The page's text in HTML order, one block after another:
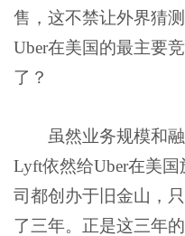
售，这不禁让外界猜
Uber在美国的最主要
了？
虽然业务规模和融
Lyft依然给Uber在美
司都创办于旧金山，
了三年。正是这三年